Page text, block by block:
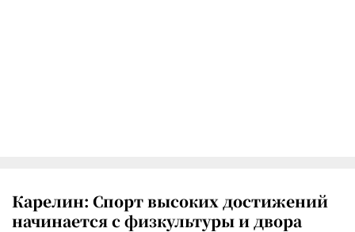
Карелин: Спорт высоких достижений
начинается с физкультуры и двора